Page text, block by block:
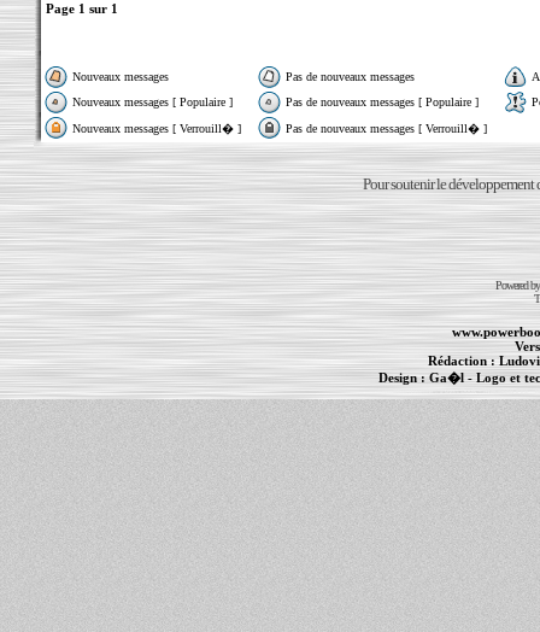
Page 1 sur 1
Nouveaux messages Pas de nouveaux messages
Nouveaux messages [ Populaire ]
Pas de nouveaux messages [ Populaire ]
Nouveaux messages [ Verrouill� ]
Pas de nouveaux messages [ Verrouill� ]
Pour soutenir le développement
Powered
Rédaction :
Design : Ga�l - Logo et
PowerBook